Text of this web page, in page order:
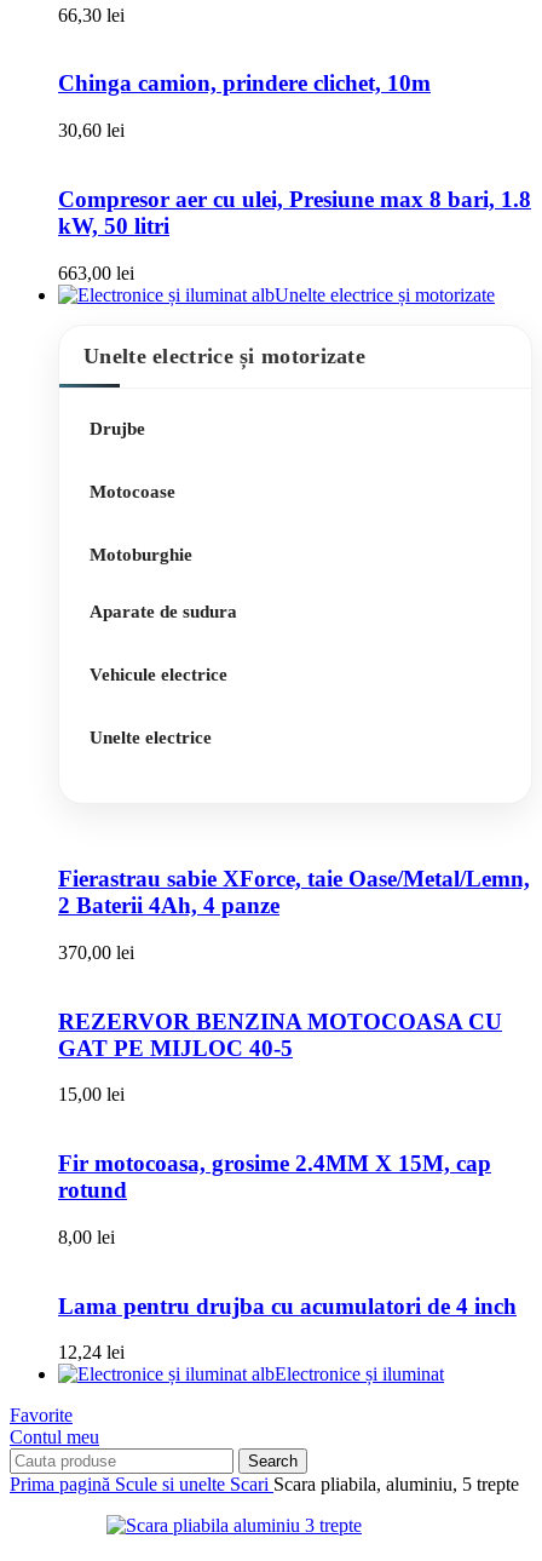
66,30 lei
Chinga camion, prindere clichet, 10m
30,60 lei
Compresor aer cu ulei, Presiune max 8 bari, 1.8
kW, 50 litri
663,00 lei
Unelte electrice și motorizate
Unelte electrice și motorizate
Drujbe
Motocoase
Motoburghie
Aparate de sudura
Vehicule electrice
Unelte electrice
Fierastrau sabie XForce, taie Oase/Metal/Lemn,
2 Baterii 4Ah, 4 panze
370,00 lei
REZERVOR BENZINA MOTOCOASA CU
GAT PE MIJLOC 40-5
15,00 lei
Fir motocoasa, grosime 2.4MM X 15M, cap
rotund
8,00 lei
Lama pentru drujba cu acumulatori de 4 inch
12,24 lei
Electronice și iluminat
Favorite
Contul meu
Search
Prima pagină Scule si unelte Scari Scara pliabila, aluminiu, 5 trepte